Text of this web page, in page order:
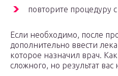
повторите процедуру
Если необходимо, после
дополнительно ввести
которое назначил врач.
сложного, но результат